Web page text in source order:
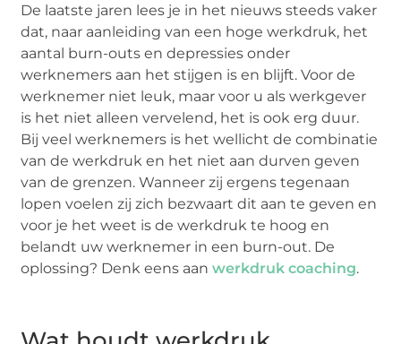
De laatste jaren lees je in het nieuws steeds vaker
dat, naar aanleiding van een hoge werkdruk, het
aantal burn-outs en depressies onder
werknemers aan het stijgen is en blijft. Voor de
werknemer niet leuk, maar voor u als werkgever
is het niet alleen vervelend, het is ook erg duur.
Bij veel werknemers is het wellicht de combinatie
van de werkdruk en het niet aan durven geven
van de grenzen. Wanneer zij ergens tegenaan
lopen voelen zij zich bezwaart dit aan te geven en
voor je het weet is de werkdruk te hoog en
belandt uw werknemer in een burn-out. De
oplossing? Denk eens aanwerkdruk coaching.